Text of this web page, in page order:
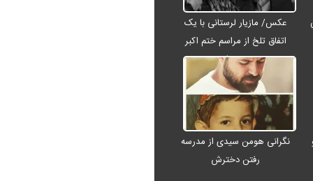
عکس/ مازیار لرستانی با یک
اتفاق تلخ از مراسم ختم اکبر
عبدی رفت
نگرانی هومن سیدی از مدرسه
رفتن دخترش